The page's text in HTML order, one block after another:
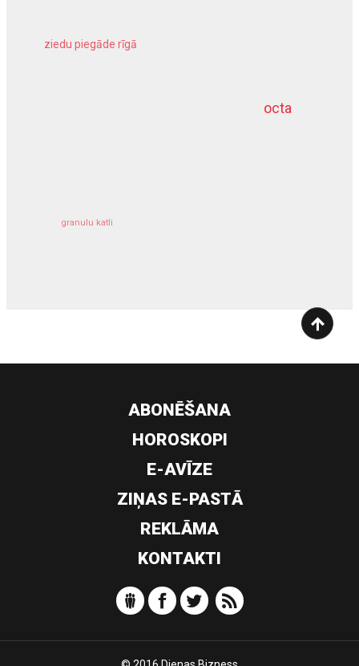
octa
ziedu piegāde rīgā
granulu katli
dziļurbums
ABONĒŠANA
HOROSKOPI
E-AVĪZE
ZIŅAS E-PASTĀ
REKLĀMA
KONTAKTI